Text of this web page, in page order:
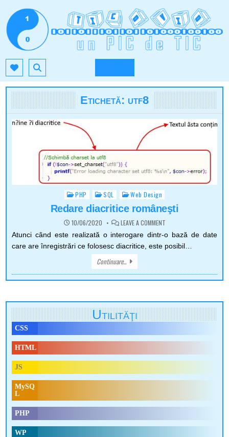
content
TIC.OVIO.RO
Etichetă: utf8
Posted
in
PHP SQL Web Design
Redare diacritice româneşti
10/06/2020 LEAVE A COMMENTON
DIACRITICE
Atunci când este realizată o interogare dintr-o bază de date
care are înregistrări ce folosesc diacritice, este posibil…
Continuare...
Utilităţi
CSS
HTML
JS
MySQ
L
PHP
WP